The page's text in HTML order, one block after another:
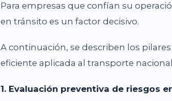
Para empresas que confían su
en tránsito es un factor decisivo.
A continuación, se describen los
eficiente aplicada al transporte
1. Evaluación preventiva de riesgos